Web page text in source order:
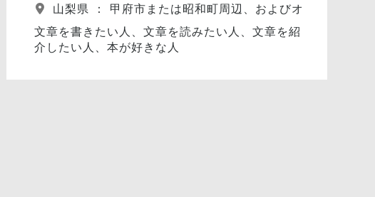
山梨県 ： 甲府市または昭和町周辺、およびオンライン
文章を書きたい人、文章を読みたい人、文章を紹
介したい人、本が好きな人